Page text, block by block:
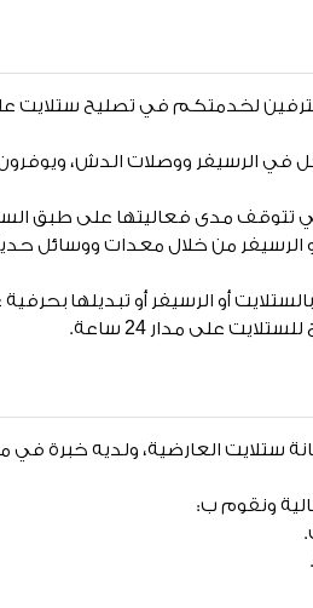
في الرسيفر ووصلات الدش،
تتوقف مدى فعاليتها على طبق
الرسيفر من خلال معدات ووسائل
أو الرسيفر أو تبديلها بحرفية
على مدار 24 ساعة.
ستلايت العارضية، ولديه خبرة في
ونقوم ب: